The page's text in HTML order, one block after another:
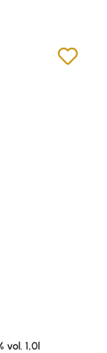
von 5 Sternen
vol. 1,0l